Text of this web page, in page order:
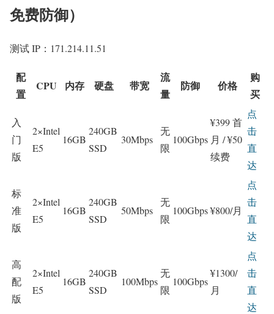
免费防御）
测试 IP：171.214.11.51
配
置
CPU 内存 硬盘 带宽
流
量
防御 价格
购
买
入
门
版
2×Intel
E5
16GB
240GB
SSD
30Mbps
无
限
100Gbps
¥399 首
月 / ¥50
续费
点
击
直
达
标
准
版
2×Intel
E5
16GB
240GB
SSD
50Mbps
无
限
100Gbps¥800/月
点
击
直
达
高
配
版
2×Intel
E5
16GB
240GB
SSD
100Mbps
无
限
100Gbps
¥1300/
月
点
击
直
达